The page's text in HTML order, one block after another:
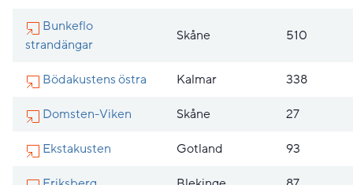
Bunkeflo
strandängar
Skåne 510
Bödakustens östra Kalmar 338
Domsten-Viken Skåne 27
Ekstakusten Gotland 93